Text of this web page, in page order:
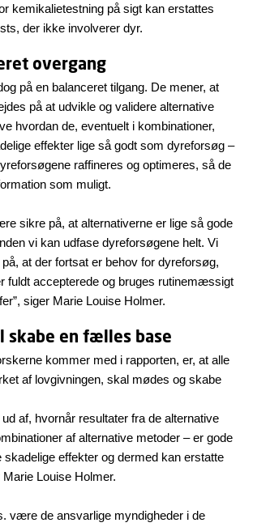
kemikalietestning på sigt kan erstattes
der ikke involverer dyr.
overgang
på en balanceret tilgang. De mener, at
på at udvikle og validere alternative
hvordan de, eventuelt i kombinationer,
effekter lige så godt som dyreforsøg –
raffineres og optimeres, så de
som muligt.
sikre på, at alternativerne er lige så gode
vi kan udfase dyreforsøgene helt. Vi
at der fortsat er behov for dyreforsøg,
fuldt accepterede og bruges rutinemæssigt
siger Marie Louise Holmer.
skabe en fælles base
kommer med i rapporten, er, at alle
af lovgivningen, skal mødes og skabe
af, hvornår resultater fra de alternative
af alternative metoder – er gode
skadelige effekter og dermed kan erstatte
Louise Holmer.
være de ansvarlige myndigheder i de